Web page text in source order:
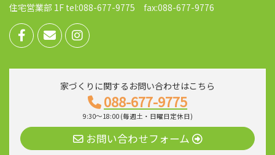
住宅営業部 1F tel:088-677-9775 fax:088-677-9776
家づくりに関するお問い合わせはこちら
088-677-9775
9:30～18:00 (毎週土・日曜日定休日)
お問い合わせフォーム